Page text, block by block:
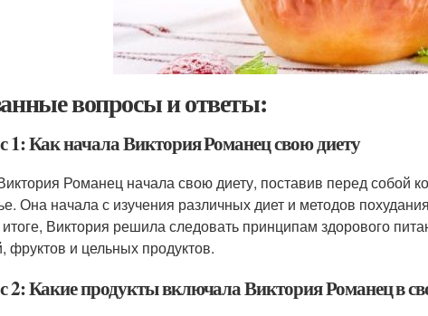
вопросы и ответы:
1: Как начала Виктория Романец свою диету
Романец начала свою диету, поставив перед собой
Она начала с изучения различных диет и методов
Виктория решила следовать принципам здорового
фруктов и цельных продуктов.
2: Какие продукты включала Виктория Романец в